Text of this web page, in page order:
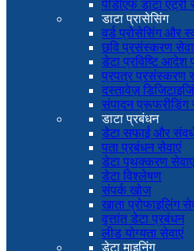
पीडीएफ डाटा एंट्री
डाटा प्रासेसिंग
वर्ड प्रोसेसिंग और
छवि प्रसंस्करण
डेटा प्रविष्टि
प्रपत्र प्रसंस्करण
दस्तावेज़
संपादन प्रूफरीडिंग
डाटा प्रबंधन
डेटा सफाई और
पता प्रबंधन सेवाएं
डेटा पृथक्करण सेवाएं
डेटा विश्लेषण
संपर्क खोज
खाता प्रोफाइलिंग
वृत्तांत डेटा प्रबंधन
लीड योग्यता सेवाएं
डेटा माइनिंग